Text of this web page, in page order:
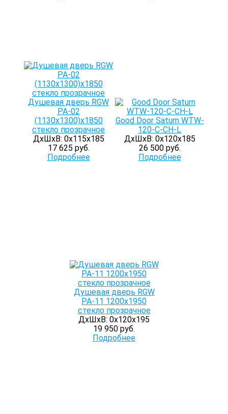
Душевая дверь RGW
PA-02
(1130x1300)x1850
стекло прозрачное
ДхШхВ: 0х115х185
17 625 руб.
Подробнее
Good Door Saturn WTW-
120-C-CH-L
ДхШхВ: 0х120х185
26 500 руб.
Подробнее
Душевая дверь RGW
РА-11 1200х1950
стекло прозрачное
ДхШхВ: 0х120х195
19 950 руб.
Подробнее